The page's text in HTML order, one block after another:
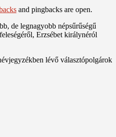
and pingbacks are open.
de legnagyobb népsűrűségű
Erzsébet királynéról
lévő választópolgárok